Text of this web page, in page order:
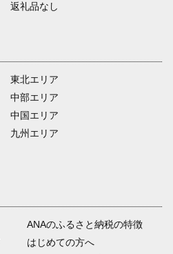
返礼品なし
東北エリア
中部エリア
中国エリア
九州エリア
ANAのふるさと納税の特徴
はじめての方へ